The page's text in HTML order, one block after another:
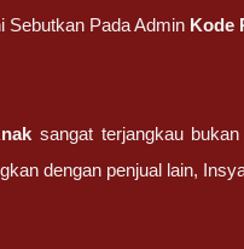
Sebutkan Pada Admin Kode
sangat terjangkau
dengan penjual lain,